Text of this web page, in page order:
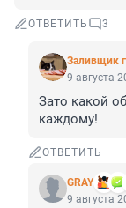
ОТВЕТИТЬ 3
Заливщик
9 августа
Зато какой
каждому!
ОТВЕТИТЬ
GRAY
9 августа